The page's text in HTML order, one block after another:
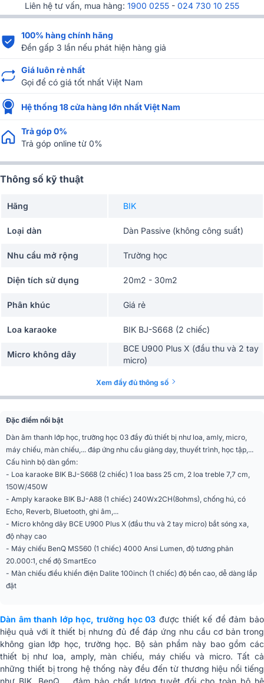
Liên hệ tư vấn, mua hàng: 1900 0255 - 024 730 10 255
100% hàng chính hãng
Đền gấp 3 lần nếu phát hiện hàng giả
Giá luôn rẻ nhất
Gọi để có giá tốt nhất Việt Nam
Hệ thống 18 cửa hàng lớn nhất Việt Nam
Trả góp 0%
Trả góp online từ 0%
Thông số kỹ thuật
Hãng BIK
Loại dàn Dàn Passive (không công suất)
Nhu cầu mở rộng Trường học
Diện tích sử dụng 20m2 - 30m2
Phân khúc Giá rẻ
Loa karaoke BIK BJ-S668 (2 chiếc)
Micro không dây
BCE U900 Plus X (đầu thu và 2 tay
micro)
BenQ MS560 (1 chiếc)
điện
Xem đầy đủ thông số
Đặc điểm nổi bật
Dàn âm thanh lớp học, trường học 03 đầy đủ thiết bị như loa, amly, micro,
máy chiếu, màn chiếu,... đáp ứng nhu cầu giảng dạy, thuyết trình, học tập,...
Cấu hình bộ dàn gồm:
- Loa karaoke BIK BJ-S668 (2 chiếc) 1 loa bass 25 cm, 2 loa treble 7,7 cm,
150W/450W
- Amply karaoke BIK BJ-A88 (1 chiếc) 240Wx2CH(8ohms), chống hú, có
Echo, Reverb, Bluetooth, ghi âm,...
- Micro không dây BCE U900 Plus X (đầu thu và 2 tay micro) bắt sóng xa,
độ nhạy cao
- Máy chiếu BenQ MS560 (1 chiếc) 4000 Ansi Lumen, độ tương phản
20.000:1, chế độ SmartEco
- Màn chiếu điều khiển điện Dalite 100inch (1 chiếc) độ bền cao, dễ dàng lắp
đặt
Dàn âm thanh lớp học, trường học 03 được thiết kế để đảm bảo
hiệu quả với ít thiết bị nhưng đủ để đáp ứng nhu cầu cơ bản trong
không gian lớp học, trường học. Bộ sản phẩm này bao gồm các
thiết bị như loa, amply, màn chiếu, máy chiếu và micro. Tất cả
những thiết bị trong hệ thống này đều đến từ thương hiệu nổi tiếng
như BIK, BenQ,… đảm bảo chất lượng tuyệt đối cho toàn bộ hệ